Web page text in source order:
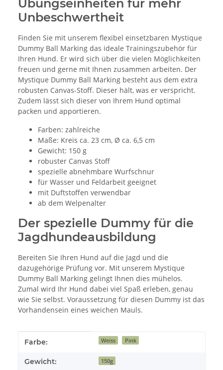
Übungseinheiten für mehr
Unbeschwertheit
Finden Sie mit unserem flexibel einsetzbaren Mystique
Dummy Ball Marking das ideale Trainingszubehör für
Ihren Hund. Er wird sich über die vielen Möglichkeiten
freuen und gerne mit Ihnen zusammen arbeiten. Der
Mystique Dummy Ball Marking besteht aus dem extra
robusten Canvas-Stoff. Dieser hält, was er verspricht.
Zudem lässt sich dieser von Ihrem Hund optimal
packen und apportieren.
Farben: zahlreiche
Maße: Kreis ca. 23 cm, Ø ca. 6,5 cm
Gewicht: 150 g
robuster Canvas Stoff
spezielle abnehmbare Wurfschnur
für Wasser und Feldarbeit geeignet
mit Duftstoffen verwendbar
ab dem Welpenalter
Der spezielle Dummy für die
Jagdhundeausbildung
Bereiten Sie Ihren Hund auf die Jagd und die
dazugehörige Prüfung vor. Mit unserem Mystique
Dummy Ball Marking gelingt Ihnen dies mühelos.
Zumal wird Ihr Hund dabei viel Spaß erleben, genau
wie Sie selbst. Voraussetzung für diesen Dummy ist das
Vorhandensein eines weichen Mauls.
Produkteigenschaft
Wert
Farbe: Weiss Pink
Gewicht: 150g